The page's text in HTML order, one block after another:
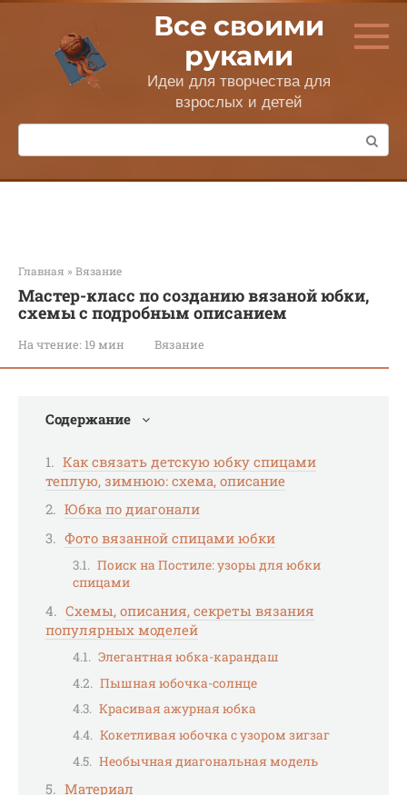
Перейти
контенту
Все своими
руками
Идеи для творчества для
взрослых и детей
Поиск:
Главная » Вязание
Мастер-класс по созданию вязаной юбки,
схемы с подробным описанием
На чтение: 19 мин Вязание
Содержание
Как связать детскую юбку спицами
теплую, зимнюю: схема, описание
Юбка по диагонали
Фото вязанной спицами юбки
Поиск на Постиле: узоры для юбки
спицами
Схемы, описания, секреты вязания
популярных моделей
Элегантная юбка-карандаш
Пышная юбочка-солнце
Красивая ажурная юбка
Кокетливая юбочка с узором зигзаг
Необычная диагональная модель
Материал